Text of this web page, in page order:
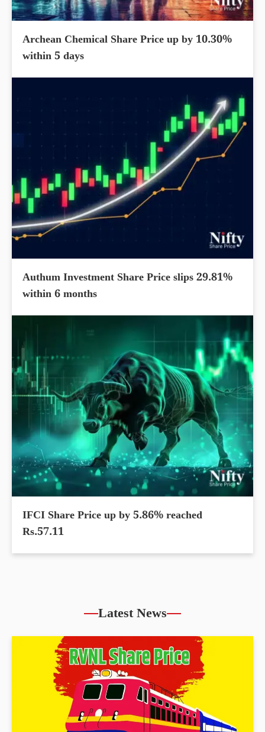
Archean Chemical Share Price up by 10.30%
within 5 days
Authum Investment Share Price slips 29.81%
within 6 months
IFCI Share Price up by 5.86% reached
Rs.57.11
Latest News